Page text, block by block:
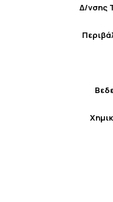
Δ/νσης